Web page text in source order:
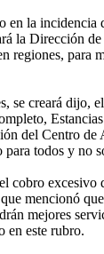
en la incidencia
la Dirección
regiones, para
se creará dijo,
del Centro
para todos y no
cobro excesivo
mencionó
mejores
en este rubro.